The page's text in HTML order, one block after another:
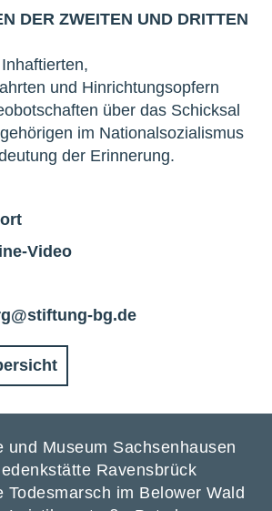
DER ZWEITEN UND DRITTEN
und Hinrichtungsopfern
über das Schicksal
im Nationalsozialismus
der Erinnerung.
Video
bg.de
und Museum Sachsenhausen
Ravensbrück
Todesmarsch im Belower Wald